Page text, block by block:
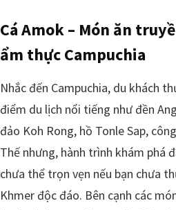
Cá Amok – Món ăn
ẩm thực Campuchia
Nhắc đến Campuchia, du khách
điểm du lịch nổi tiếng như đền
đảo Koh Rong, hồ Tonle Sap,
Thế nhưng, hành trình khám phá
chưa thể trọn vẹn nếu bạn chưa
Khmer độc đáo. Bên cạnh các